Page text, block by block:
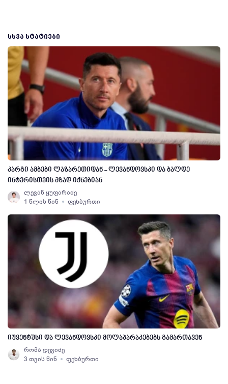
ᲡᲮᲕᲐ ᲡᲢᲐᲢᲘᲔᲑᲘ
კარგი ამბები ლაზარეთიდან - ლევანდოვსკი და ბალდე
ინტერისთვის მზად იქნებიან
ლევან ყუფარაძე
1 წლის წინ
ფეხბურთი
იუვენტუსი და ლევანდოვსკი მოლაპარაკებებს გამართავენ
რომა დევიძე
3 თვის წინ
ფეხბურთი